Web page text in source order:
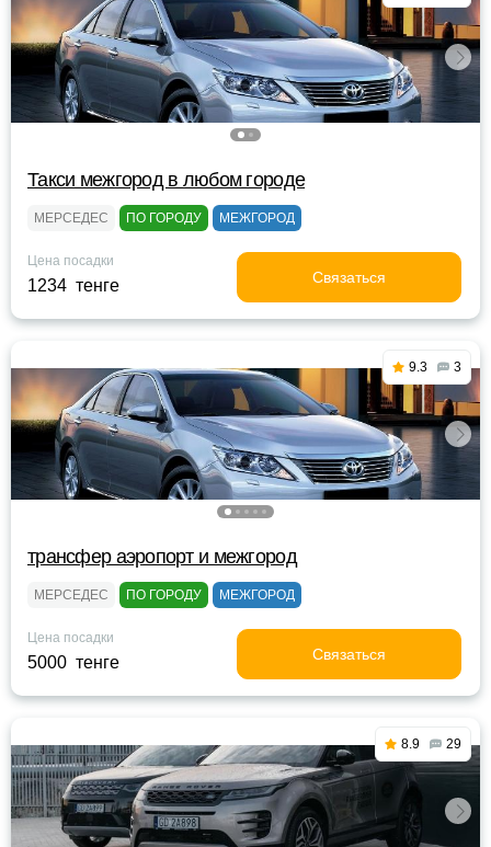
Такси межгород в любом городе
МЕРСЕДЕС ПО ГОРОДУ МЕЖГОРОД
Цена посадки
1234 тенге Связаться
9.3 3
трансфер аэропорт и межгород
МЕРСЕДЕС ПО ГОРОДУ МЕЖГОРОД
Цена посадки
5000 тенге Связаться
8.9 29